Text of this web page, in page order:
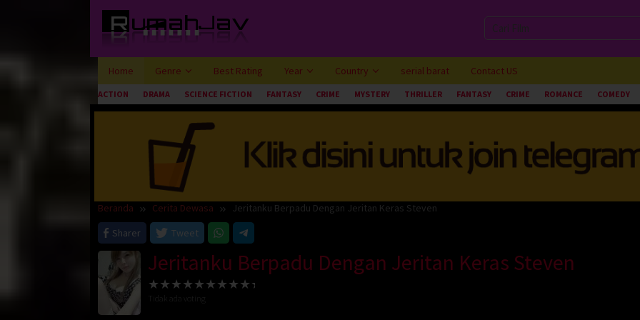
Home Genre Best Rating Year Country serial barat Contact US
ACTION DRAMA SCIENCE FICTION FANTASY CRIME MYSTERY THRILLER FANTASY CRIME ROMANCE COMEDY
Beranda Cerita Dewasa
Jeritanku Berpadu Dengan Jeritan Keras Steven
Sharer
Tweet
Jeritanku Berpadu Dengan Jeritan Keras Steven
Tidak ada voting